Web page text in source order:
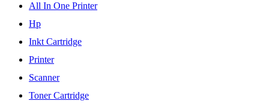
All In One Printer
Hp
Inkt Cartridge
Printer
Scanner
Toner Cartridge